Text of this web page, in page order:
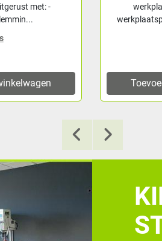
werkplaatspers Deze Mammuth
werkplaatspers is van hoogwaardige k...
Toevoegen aan winkelwagen